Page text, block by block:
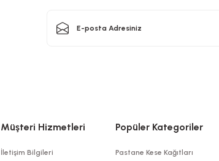
Stok Kodu 0715.8
Müşteri Hizmetleri
İletişim Bilgileri
Popüler Kategoriler
Pastane Kese Kağıtları